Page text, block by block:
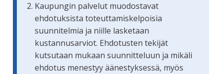
Kaupungin palvelut muodostavat
ehdotuksista toteuttamiskelpoisia
suunnitelmia ja niille lasketaan
kustannusarviot. Ehdotusten tekijät
kutsutaan mukaan suunnitteluun ja mikäli
ehdotus menestyy äänestyksessä, myös